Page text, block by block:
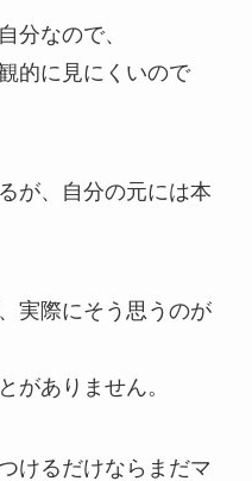
分なので、
的に見にくいので
が、自分の元には本
実際にそう思うのが
がありません。
けるだけならまだマ